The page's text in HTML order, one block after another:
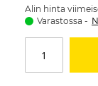
Alin hinta
Varastossa